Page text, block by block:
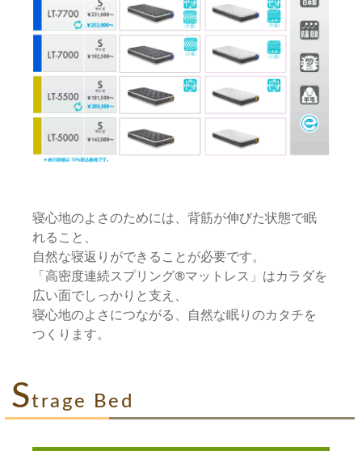
寝心地のよさのためには、背筋が伸びた状態で眠
れること、
自然な寝返りができることが必要です。
「高密度連続スプリング®マットレス」はカラダを
広い面でしっかりと支え、
寝心地のよさにつながる、自然な眠りのカタチを
つくります。
Strage Bed